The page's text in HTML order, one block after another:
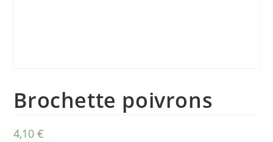
Brochette poivrons
4,10€